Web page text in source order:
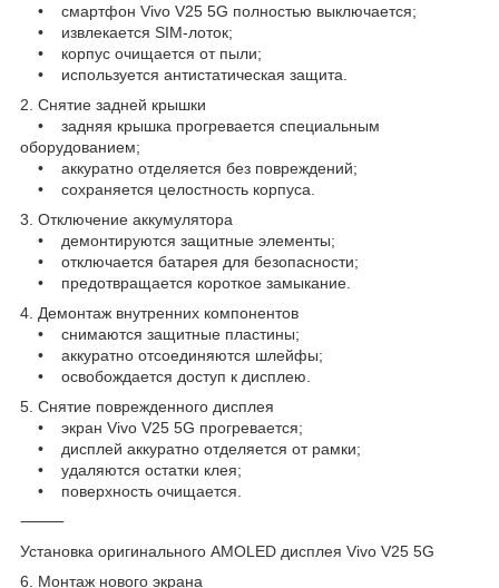
• смартфон Vivo V25 5G полностью выключается;
• извлекается SIM-лоток;
• корпус очищается от пыли;
• используется антистатическая защита.
2. Снятие задней крышки
• задняя крышка прогревается специальным
оборудованием;
• аккуратно отделяется без повреждений;
• сохраняется целостность корпуса.
3. Отключение аккумулятора
• демонтируются защитные элементы;
• отключается батарея для безопасности;
• предотвращается короткое замыкание.
4. Демонтаж внутренних компонентов
• снимаются защитные пластины;
• аккуратно отсоединяются шлейфы;
• освобождается доступ к дисплею.
5. Снятие поврежденного дисплея
• экран Vivo V25 5G прогревается;
• дисплей аккуратно отделяется от рамки;
• удаляются остатки клея;
• поверхность очищается.
⸻
Установка оригинального AMOLED дисплея Vivo V25 5G
6. Монтаж нового экрана